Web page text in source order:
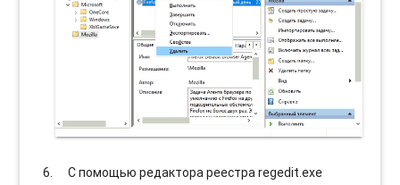
С помощью редактора реестра regedit.exe